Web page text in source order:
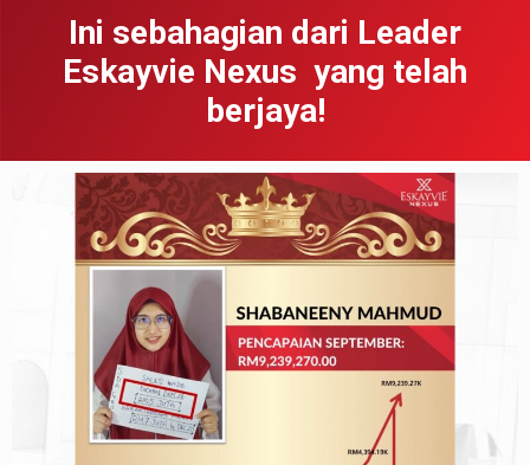
Ini sebahagian dari Leader
Eskayvie Nexus yang telah
berjaya!